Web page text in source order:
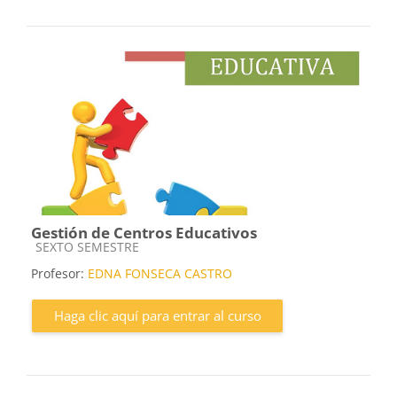
Gestión de Centros Educativos
Categoría de cursos
SEXTO SEMESTRE
Profesor: EDNA FONSECA CASTRO
Haga clic aquí para entrar al curso